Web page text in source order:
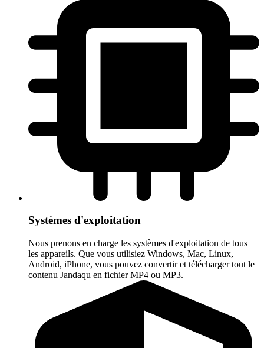
Systèmes d'exploitation
Nous prenons en charge les systèmes d'exploitation de tous
les appareils. Que vous utilisiez Windows, Mac, Linux,
Android, iPhone, vous pouvez convertir et télécharger tout le
contenu Jandaqu en fichier MP4 ou MP3.